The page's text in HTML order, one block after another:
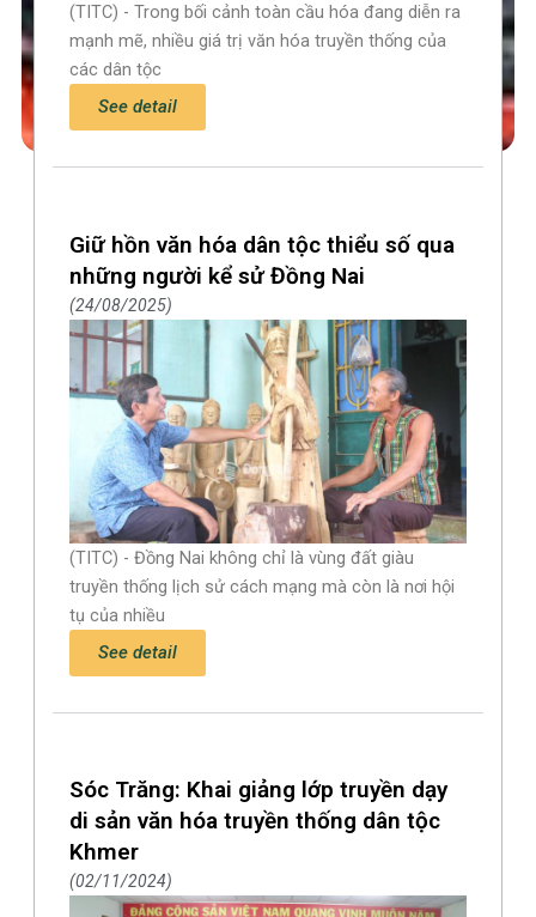
(TITC) - Trong bối cảnh toàn cầu hóa đang diễn ra
mạnh mẽ, nhiều giá trị văn hóa truyền thống của
các dân tộc
See detail
Giữ hồn văn hóa dân tộc thiểu số qua
những người kể sử Đồng Nai
24/08/2025
(TITC) - Đồng Nai không chỉ là vùng đất giàu
truyền thống lịch sử cách mạng mà còn là nơi hội
tụ của nhiều
See detail
Sóc Trăng: Khai giảng lớp truyền dạy
di sản văn hóa truyền thống dân tộc
Khmer
02/11/2024